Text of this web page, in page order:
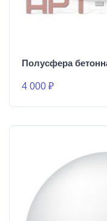
Полусфера
4 000 ₽